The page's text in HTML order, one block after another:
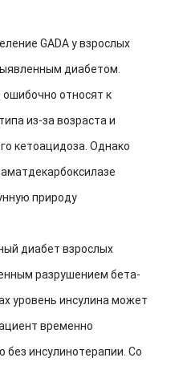
GADA у взрослых
диабетом.
относят к
из-за возраста и
кетоацидоза. Однако
природу
диабет взрослых
разрушением бета-
уровень инсулина может
временно
без инсулинотерапии. Со